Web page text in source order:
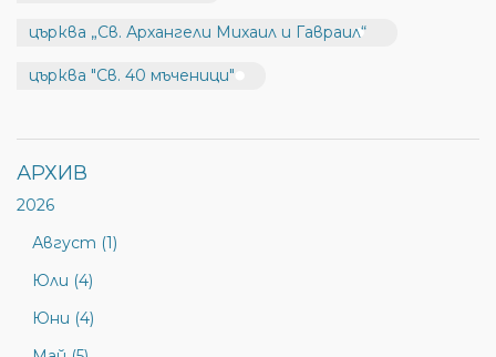
църква „Св. Архангели Михаил и Гавраил“
църква "Св. 40 мъченици"
АРХИВ
2026
Август (1)
Юли (4)
Юни (4)